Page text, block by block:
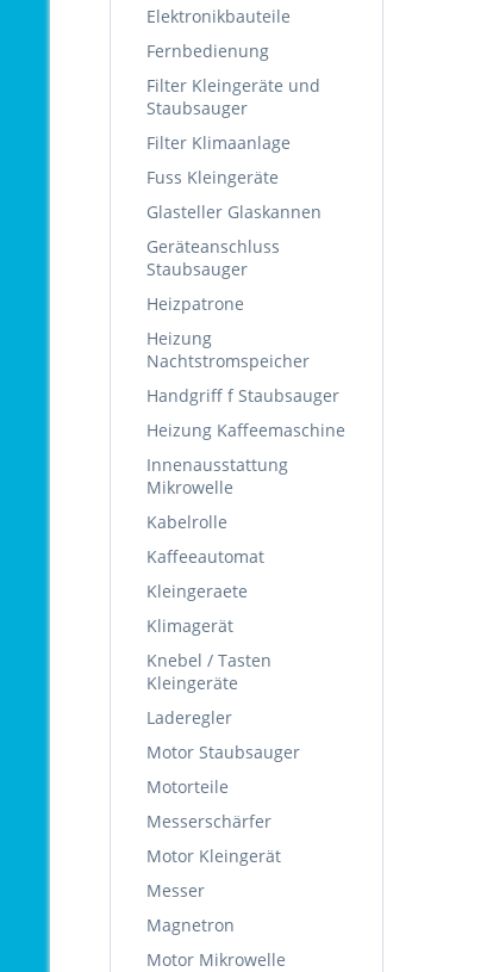
Elektronikbauteile
Fernbedienung
Filter Kleingeräte und
Staubsauger
Filter Klimaanlage
Fuss Kleingeräte
Glasteller Glaskannen
Geräteanschluss
Staubsauger
Heizpatrone
Heizung
Nachtstromspeicher
Handgriff f Staubsauger
Heizung Kaffeemaschine
Innenausstattung
Mikrowelle
Kabelrolle
Kaffeeautomat
Kleingeraete
Klimagerät
Knebel / Tasten
Kleingeräte
Laderegler
Motor Staubsauger
Motorteile
Messerschärfer
Motor Kleingerät
Messer
Magnetron
Motor Mikrowelle